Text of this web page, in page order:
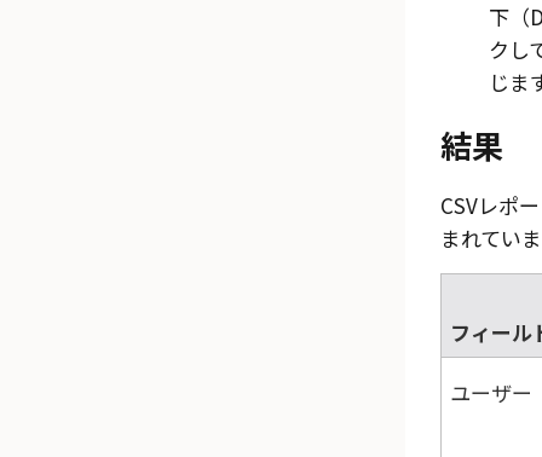
下（
クし
じま
結果
CSVレポ
まれてい
フィール
ユーザー